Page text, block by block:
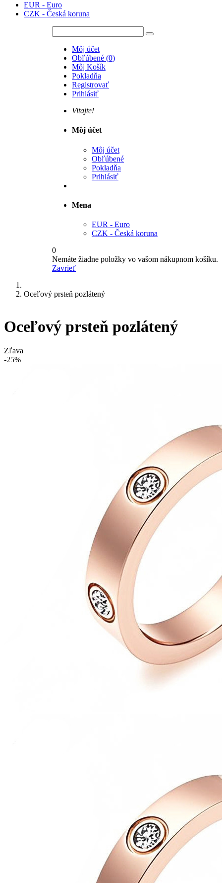
EUR - Euro
CZK - Česká koruna
Môj účet
Obľúbené (0)
Môj Košík
Pokladňa
Registrovať
Prihlásiť
Vitajte!
Môj účet
Môj účet
Obľúbené
Pokladňa
Prihlásiť
Mena
EUR - Euro
CZK - Česká koruna
0
Nemáte žiadne položky vo vašom nákupnom košíku.
Zavrieť
Oceľový prsteň pozlátený
Oceľový prsteň pozlátený
Zľava
-25%